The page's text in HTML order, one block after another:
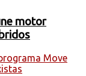
motor